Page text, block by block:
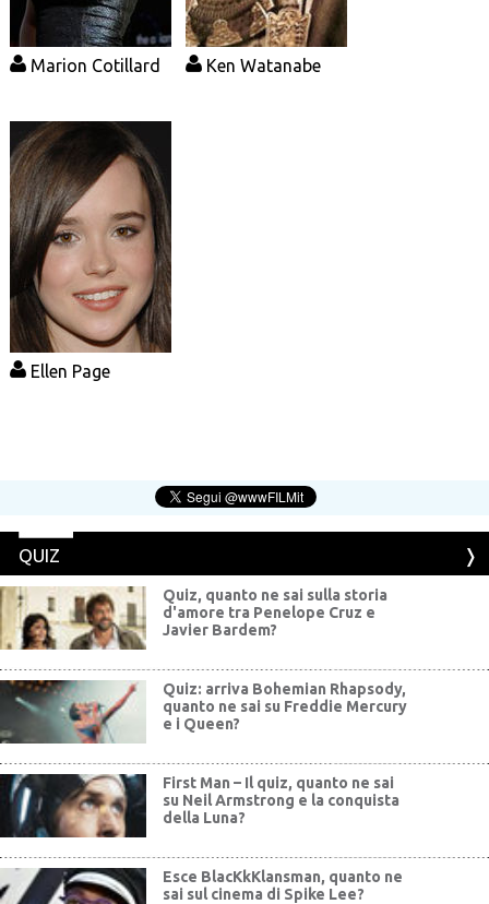
Marion Cotillard Ken Watanabe
Ellen Page
QUIZ
Quiz, quanto ne sai sulla storia
d'amore tra Penelope Cruz e
Javier Bardem?
Quiz: arriva Bohemian Rhapsody,
quanto ne sai su Freddie Mercury
e i Queen?
First Man – Il quiz, quanto ne sai
su Neil Armstrong e la conquista
della Luna?
Esce BlacKkKlansman, quanto ne
sai sul cinema di Spike Lee?